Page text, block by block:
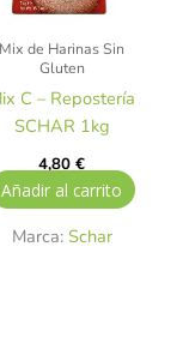
Mix de Harinas Sin
Gluten
C – Repostería
SCHAR 1kg
4,80€
Añadir al carrito
Marca: Schar